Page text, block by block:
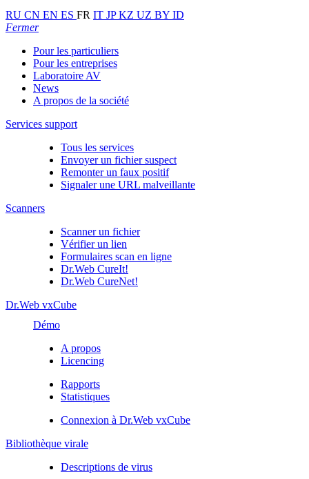
RU CN EN ES FR IT JPKZ UZ BY ID
Fermer
Pour les particuliers
Pour les entreprises
Laboratoire AV
News
A propos de la société
Services support
Tous les services
Envoyer un fichier suspect
Remonter un faux positif
Signaler une URL malveillante
Scanners
Scanner un fichier
Vérifier un lien
Formulaires scan en ligne
Dr.Web CureIt!
Dr.Web CureNet!
Dr.Web vxCube
Démo
A propos
Licencing
Rapports
Statistiques
Connexion à Dr.Web vxCube
Bibliothèque virale
Descriptions de virus